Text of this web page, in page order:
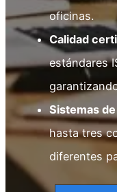
oficinas.
Calidad
estándares
Sistemas
hasta tres
diferentes